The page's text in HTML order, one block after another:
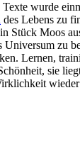
wurde
des Lebens zu
Stück Moos
Universum zu
Lernen,
sie